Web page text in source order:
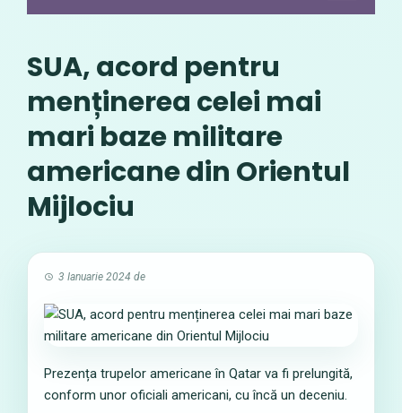
SUA, acord pentru
menținerea celei mai
mari baze militare
americane din Orientul
Mijlociu
3 Ianuarie 2024 de
Prezența trupelor americane în Qatar va fi prelungită,
conform unor oficiali americani, cu încă un deceniu.